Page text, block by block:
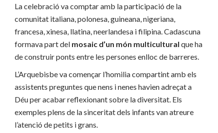
La celebració va comptar amb la participació de la
comunitat italiana, polonesa, guineana, nigeriana,
francesa, xinesa, llatina, neerlandesa i filipina. Cadascuna
formava part del mosaic d’un món multicultural que ha
de construir ponts entre les persones enlloc de barreres.
L’Arquebisbe va començar l’homilia compartint amb els
assistents preguntes que nens i nenes havien adreçat a
Déu per acabar reflexionant sobre la diversitat. Els
exemples plens de la sinceritat dels infants van atreure
l’atenció de petits i grans.